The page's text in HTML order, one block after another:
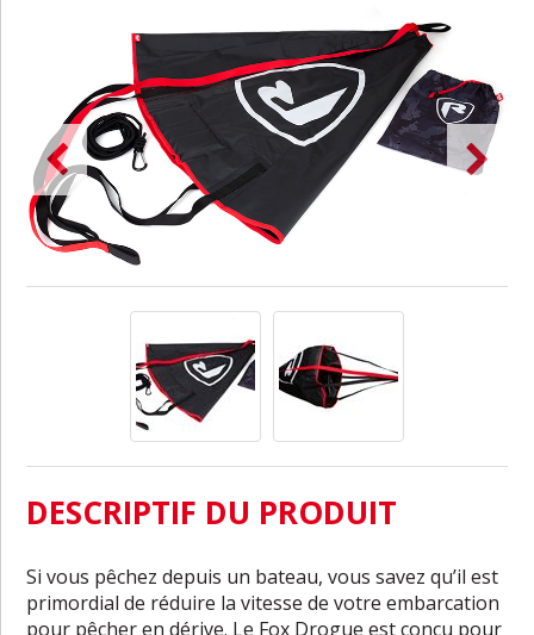
DESCRIPTIF DU PRODUIT
Si vous pêchez depuis un bateau, vous savez qu’il est
primordial de réduire la vitesse de votre embarcation
pour pêcher en dérive. Le Fox Drogue est conçu pour